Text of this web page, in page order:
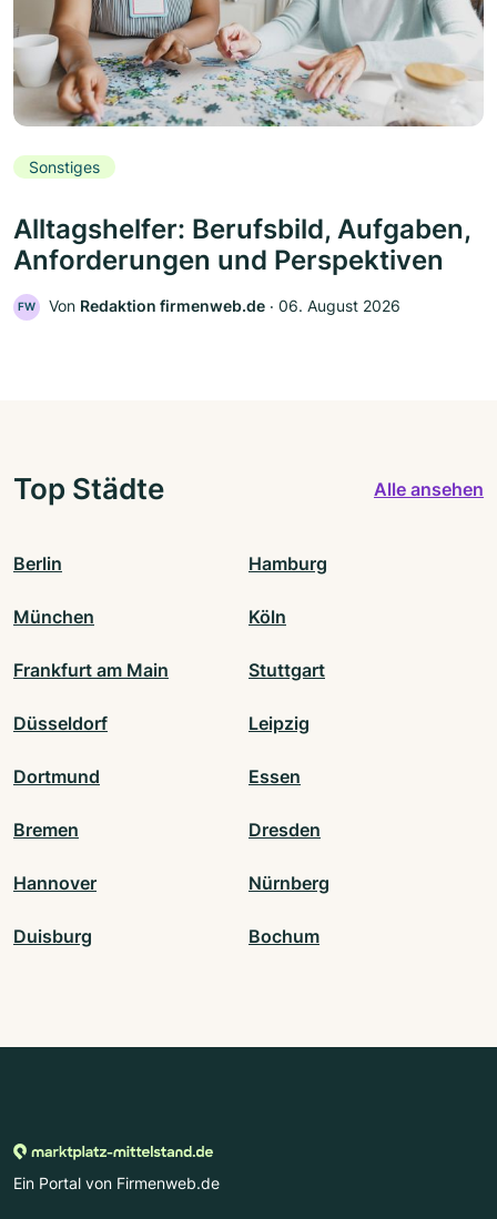
Sonstiges
Alltagshelfer: Berufsbild, Aufgaben,
Anforderungen und Perspektiven
FW Von Redaktion firmenweb.de ‧ 06. August 2026
Top Städte Alle ansehen
Berlin Hamburg
München Köln
Frankfurt am Main Stuttgart
Düsseldorf Leipzig
Dortmund Essen
Bremen Dresden
Hannover Nürnberg
Duisburg Bochum
Ein Portal von Firmenweb.de